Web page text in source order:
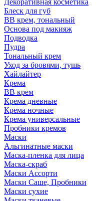
Декоративная косметика
Блеск для губ
ВВ крем, тональный
Основа под макияж
Подводка
Пудра
Тональный крем
Уход за бровями, тушь
Хайлайтер
Крема
ВВ крем
Крема дневные
Крема ночные
Крема универсальные
Пробники кремов
Маски
Альгинатные маски
Маска-пленка для лица
Маска-скраб
Маски Ассорти
Маски Саше, Пробники
Маски сухие